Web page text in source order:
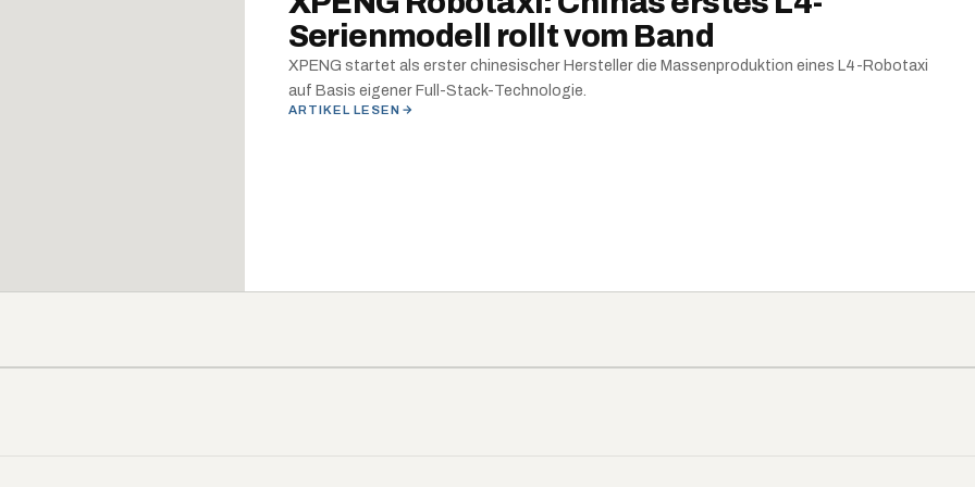
Serienmodell rollt vom Band
XPENG startet als erster chinesischer Hersteller die Massenproduktion eines L4-Robotaxi
auf Basis eigener Full-Stack-Technologie.
ARTIKEL LESEN